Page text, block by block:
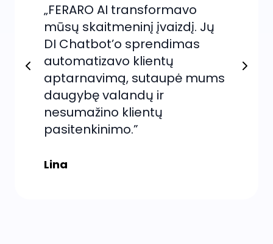
„FERARO AI transformavo
mūsų skaitmeninį įvaizdį. Jų
DI Chatbot’o sprendimas
automatizavo klientų
aptarnavimą, sutaupė mums
daugybę valandų ir
nesumažino klientų
pasitenkinimo.”
Lina